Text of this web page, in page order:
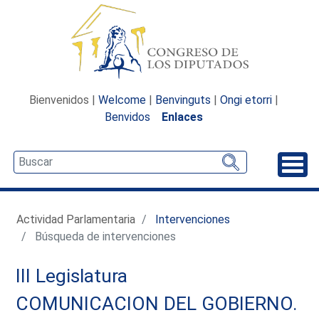
Bienvenidos | Welcome | Benvinguts | Ongi etorri |
Benvidos
Enlaces
Actividad Parlamentaria
Intervenciones
Búsqueda de intervenciones
III Legislatura
COMUNICACION DEL GOBIERNO.